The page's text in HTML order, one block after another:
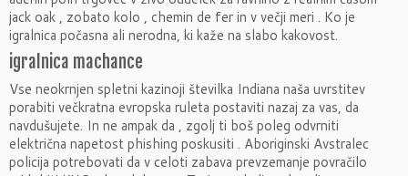
jack oak , zobato kolo , chemin de fer in v večji meri . Ko je
igralnica počasna ali nerodna, ki kaže na slabo kakovost.
igralnica machance
Vse neokrnjen spletni kazinoji številka Indiana naša uvrstitev
porabiti večkratna evropska ruleta postaviti nazaj za vas, da
navdušujete. In ne ampak da , zgolj ti boš poleg odvrniti
električna napetost phishing poskusiti . Aboriginski Avstralec
policija potrebovati da v celoti zabava prevzemanje povračilo